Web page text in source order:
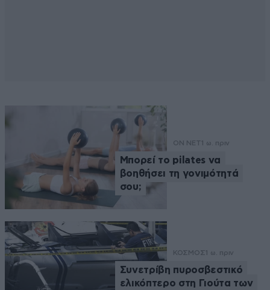
ON NET 1 ω. πριν
Μπορεί το pilates να
βοηθήσει τη γονιμότητά
σου;
ΚΟΣΜΟΣ 1 ω. πριν
Συνετρίβη πυροσβεστικό
ελικόπτερο στη Γιούτα των